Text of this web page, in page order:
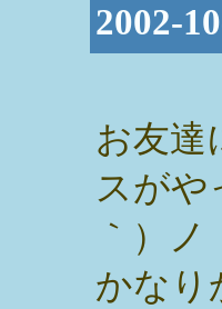
2002-
お友達
スがや
｀）ノ
かなり